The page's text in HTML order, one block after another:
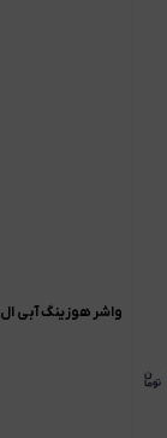
واشر هوزینگ آبی ال90/ساندرو/مگان 1600